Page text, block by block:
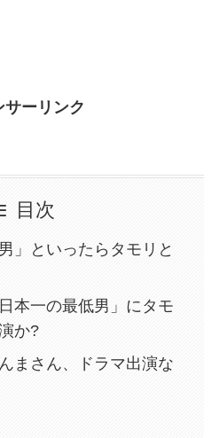
サーリンク
目次
」といったらタモリと
本一の最低男」にタモ
か?
まさん、ドラマ出演な